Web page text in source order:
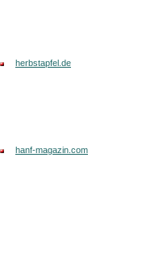
herbstapfel.de
hanf-magazin.com